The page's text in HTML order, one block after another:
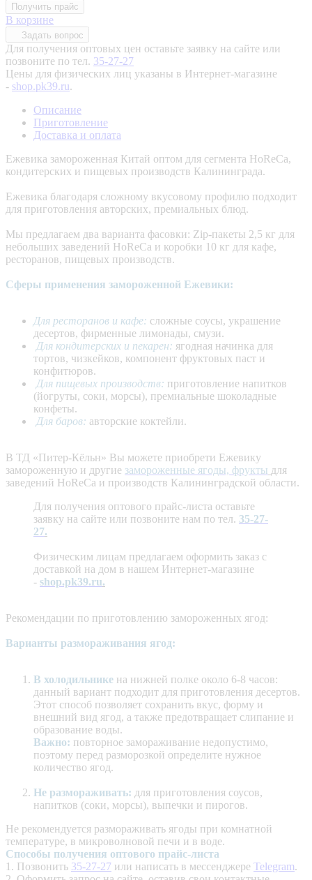
Получить прайс
В корзине
Задать вопрос
Для получения оптовых цен оставьте заявку на сайте или
позвоните по тел. 35-27-27
Цены для физических лиц указаны в Интернет-магазине
- shop.pk39.ru.
Описание
Приготовление
Доставка и оплата
Ежевика замороженная Китай оптом для сегмента HoReCa,
кондитерских и пищевых производств Калининграда.
Ежевика благодаря сложному вкусовому профилю подходит
для приготовления авторских, премиальных блюд.
Мы предлагаем два варианта фасовки: Zip-пакеты 2,5 кг для
небольших заведений HoReCa и коробки 10 кг для кафе,
ресторанов, пищевых производств.
Сферы применения замороженной Ежевики:
Для ресторанов и кафе: сложные соусы, украшение
десертов, фирменные лимонады, смузи.
Для кондитерских и пекарен: ягодная начинка для
тортов, чизкейков, компонент фруктовых паст и
конфитюров.
Для пищевых производств: приготовление напитков
(йогруты, соки, морсы), премиальные шоколадные
конфеты.
Для баров: авторские коктейли.
В ТД «Питер-Кёльн» Вы можете приобрети Ежевику
замороженную и другие замороженные ягоды, фрукты для
заведений HoReCa и производств Калининградской области.
Для получения оптового прайс-листа оставьте
заявку на сайте или позвоните нам по тел. 35-27-
27.
Физическим лицам предлагаем оформить заказ с
доставкой на дом в нашем Интернет-магазине
- shop.pk39.ru.
Рекомендации по приготовлению замороженных ягод:
Варианты размораживания ягод:
В холодильнике на нижней полке около 6-8 часов:
данный вариант подходит для приготовления десертов.
Этот способ позволяет сохранить вкус, форму и
внешний вид ягод, а также предотвращает слипание и
образование воды.
Важно: повторное замораживание недопустимо,
поэтому перед разморозкой определите нужное
количество ягод.
Не размораживать: для приготовления соусов,
напитков (соки, морсы), выпечки и пирогов.
Не рекомендуется размораживать ягоды при комнатной
температуре, в микроволновой печи и в воде.
Способы получения оптового прайс-листа
1. Позвонить 35-27-27 или написать в мессенджере Telegram.